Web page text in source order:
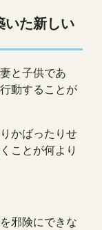
いた新しい
と子供であ
動することが
かばったりせ
ことが何より
邪険にできな